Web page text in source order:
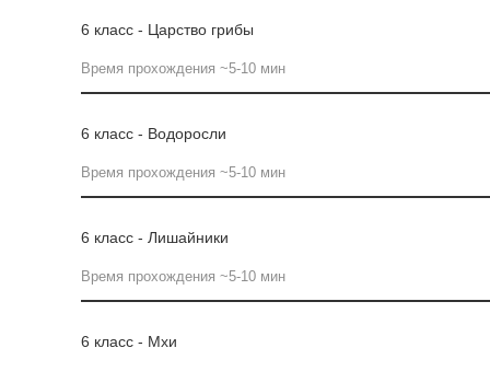
6 класс - Царство грибы
Время прохождения ~5-10 мин
6 класс - Водоросли
Время прохождения ~5-10 мин
6 класс - Лишайники
Время прохождения ~5-10 мин
6 класс - Мхи